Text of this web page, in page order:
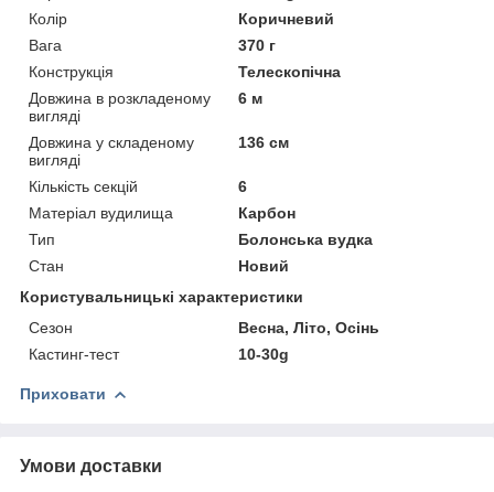
Колір
Коричневий
Вага
370 г
Конструкція
Телескопічна
Довжина в розкладеному
вигляді
6 м
Довжина у складеному
вигляді
136 см
Кількість секцій
6
Матеріал вудилища
Карбон
Тип
Болонська вудка
Стан
Новий
Користувальницькі характеристики
Сезон
Весна, Літо, Осінь
Кастинг-тест
10-30g
Приховати
Умови доставки